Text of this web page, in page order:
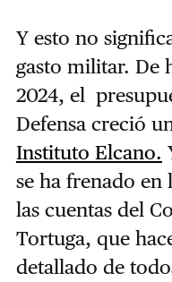
Y esto no
gasto militar. De
2024, el
Defensa creció
Instituto Elcano.
se ha frenado en
las cuentas del
Tortuga, que
detallado de